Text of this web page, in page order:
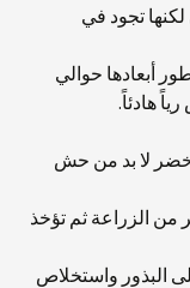
تجود في
أبعادها حوالي
لا بد من حش
أول حشة بعد حوالي 1.5 – 2 شهر من الزراعة ثم تؤخذ
البذور واستخلاص